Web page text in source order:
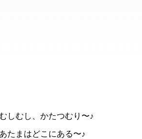
しむし、かたつむり〜♪
たまはどこにある〜♪